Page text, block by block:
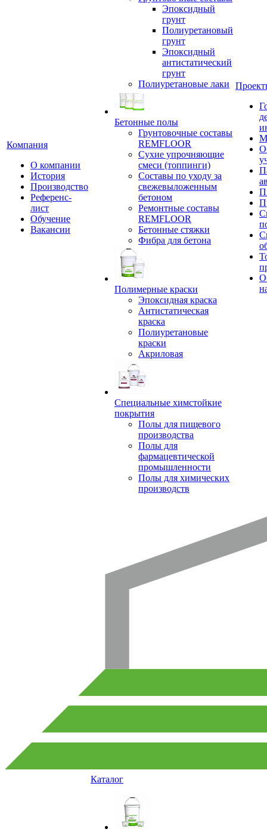
Компания
О компании
История
Производство
Референс-
лист
Обучение
Вакансии
Эпоксидный
грунт
Полиуретановый
грунт
Эпоксидный
антистатический
грунт
Полиуретановые лаки
Бетонные полы
Грунтовочные составы
REMFLOOR
Сухие упрочняющие
смеси (топпинги)
Составы по уходу за
свежевыложенным
бетоном
Ремонтные составы
REMFLOOR
Бетонные стяжки
Фибра для бетона
Полимерные краски
Эпоксидная краска
Антистатическая
краска
Полиуретановые
краски
Акриловая
Специальные химстойкие
покрытия
Полы для пищевого
производства
Полы для
фармацевтической
промышленности
Полы для химических
производств
Каталог